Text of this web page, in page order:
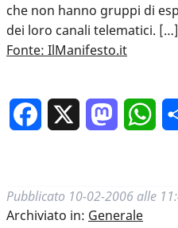
che non hanno gruppi di
dei loro canali telematici. […]
Fonte: IlManifesto.it
Facebook
Pubblicato 10-02-2006 alle
Archiviato in: Generale